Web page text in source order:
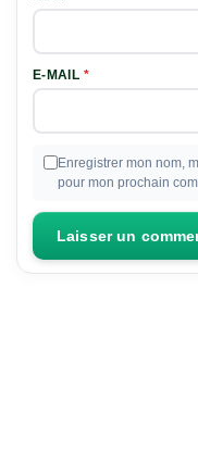
E-MAIL *
Enregistrer mon nom,
pour mon prochain